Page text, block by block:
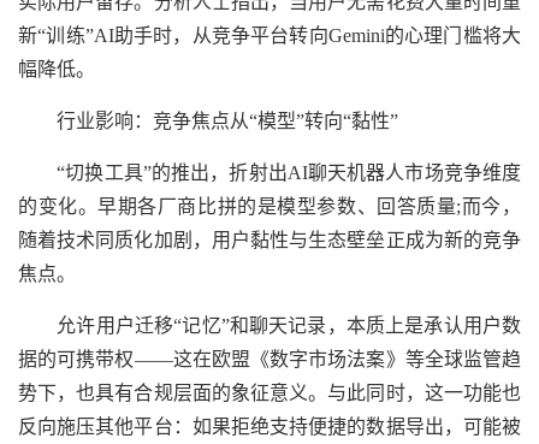
新“训练”AI助手时，从竞争平台转向Gemini的心理门槛将大
幅降低。
行业影响：竞争焦点从“模型”转向“黏性”
“切换工具”的推出，折射出AI聊天机器人市场竞争维度
的变化。早期各厂商比拼的是模型参数、回答质量;而今，
随着技术同质化加剧，用户黏性与生态壁垒正成为新的竞争
焦点。
允许用户迁移“记忆”和聊天记录，本质上是承认用户数
据的可携带权——这在欧盟《数字市场法案》等全球监管趋
势下，也具有合规层面的象征意义。与此同时，这一功能也
反向施压其他平台：如果拒绝支持便捷的数据导出，可能被